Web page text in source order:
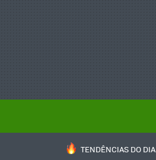
TENDÊNCIAS DO DIA